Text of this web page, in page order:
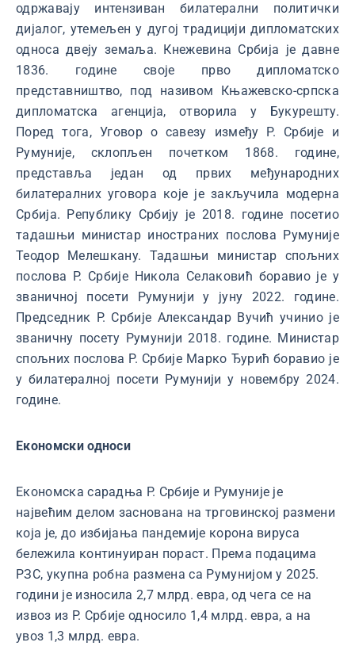
одржавају интензиван билатерални политички
дијалог, утемељен у дугој традицији дипломатских
односа двеју земаља. Кнежевина Србија је давне
1836. године своје прво дипломатско
представништво, под називом Књажевско-српска
дипломатска агенција, отворила у Букурешту.
Поред тога, Уговор о савезу између Р. Србије и
Румуније, склопљен почетком 1868. године,
представља један од првих међународних
билатералних уговора које је закључила модерна
Србија. Републику Србију je 2018. године посетио
тадашњи министар иностраних послова Румуније
Теодор Мелешкану. Тадашњи министар спољних
послова Р. Србије Никола Селаковић боравио је у
званичној посети Румунији у јуну 2022. године.
Председник Р. Србије Александар Вучић учинио је
званичну посету Румунији 2018. године. Министар
спољних послова Р. Србије Марко Ђурић боравио је
у билатералној посети Румунији у новембру 2024.
године.
Економски односи
Економска сарадња Р. Србије и Румуније је
највећим делом заснована на трговинској размени
која је, до избијања пандемије корона вируса
бележила континуиран пораст. Према подацима
РЗС, укупна робна размена са Румунијом у 2025.
години је износила 2,7 млрд. евра, од чега се на
извоз из Р. Србије односило 1,4 млрд. евра, а на
увоз 1,3 млрд. евра.